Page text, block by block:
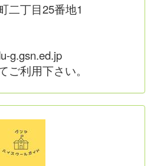
二丁目25番地1
g.gsn.ed.jp
利用下さい。